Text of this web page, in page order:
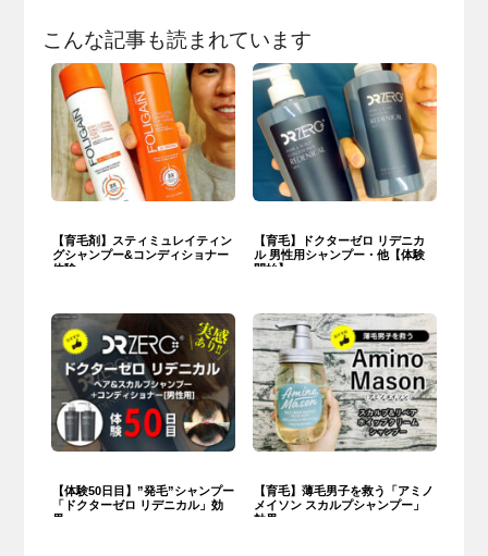
こんな記事も読まれています
【育毛剤】スティミュレイティン
グシャンプー&コンディショナー
体験
【育毛】ドクターゼロ リデニカ
ル 男性用シャンプー・他【体験
開始】
【体験50日目】”発毛”シャンプー
「ドクターゼロ リデニカル」効
果
【育毛】薄毛男子を救う「アミノ
メイソン スカルプシャンプー」
効果